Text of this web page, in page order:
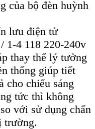
của bộ đèn huỳnh
lưu điện tử
1-4 118 220-240v
thay thế lý tưởng
thống giúp tiết
cho chiếu sáng
tức thì không
với sử dụng chấn
trường.